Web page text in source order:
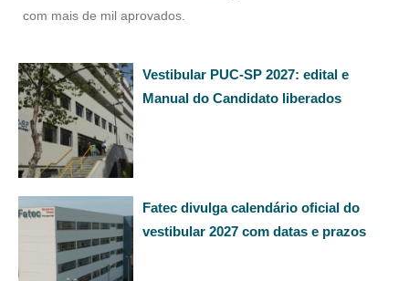
com mais de mil aprovados.
Vestibular PUC-SP 2027: edital e
Manual do Candidato liberados
Fatec divulga calendário oficial do
vestibular 2027 com datas e prazos